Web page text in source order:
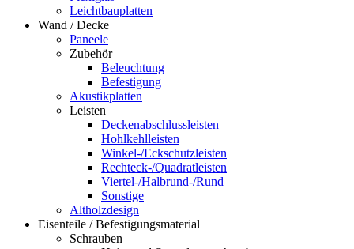
Leichtbauplatten
Wand / Decke
Paneele
Zubehör
Beleuchtung
Befestigung
Akustikplatten
Leisten
Deckenabschlussleisten
Hohlkehlleisten
Winkel-/Eckschutzleisten
Rechteck-/Quadratleisten
Viertel-/Halbrund-/Rund
Sonstige
Altholzdesign
Eisenteile / Befestigungsmaterial
Schrauben